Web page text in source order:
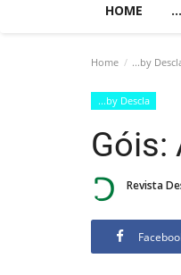
HOME
Home ...by
...by Descla
Góis:
Revista